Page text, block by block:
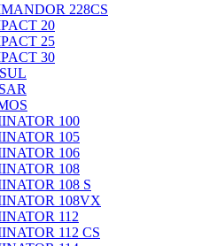
228CS
20
25
30
100
105
106
108
108 S
108VX
112
112 CS